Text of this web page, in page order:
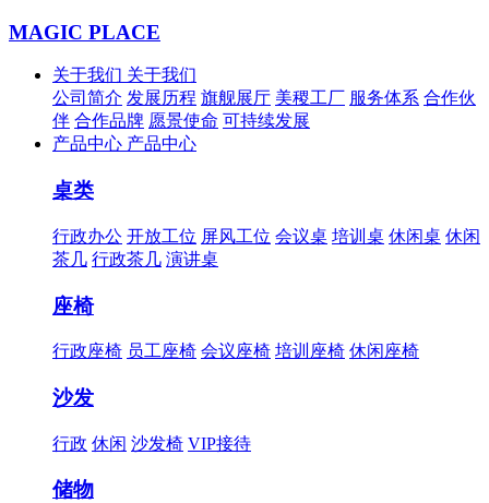
MAGIC PLACE
关于我们 关于我们
公司简介 发展历程 旗舰展厅 美稷工厂 服务体系 合作伙
伴 合作品牌 愿景使命 可持续发展
产品中心 产品中心
桌类
行政办公 开放工位 屏风工位 会议桌 培训桌 休闲桌 休闲
茶几 行政茶几 演讲桌
座椅
行政座椅 员工座椅 会议座椅 培训座椅 休闲座椅
沙发
行政 休闲 沙发椅 VIP接待
储物